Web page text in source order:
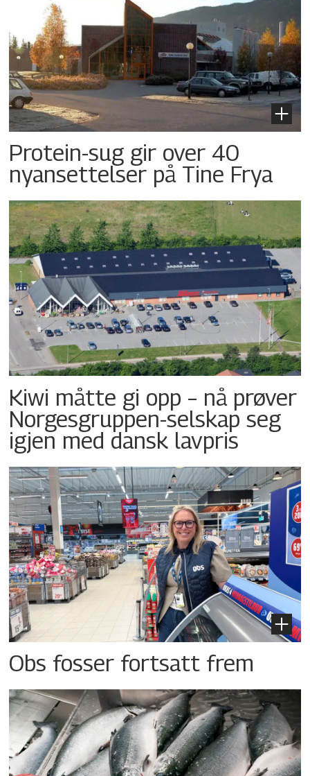
Protein-sug gir over 40
nyansettelser på Tine Frya
Kiwi måtte gi opp – nå prøver
Norgesgruppen-selskap seg
igjen med dansk lavpris
Obs fosser fortsatt frem